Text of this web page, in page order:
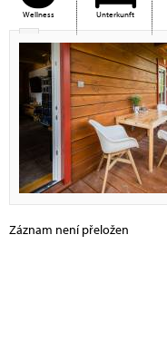
Wellness Unterkunft
Záznam není přeložen